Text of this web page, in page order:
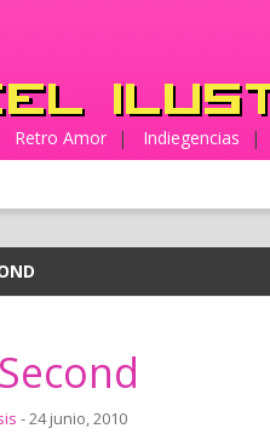
Retro Amor | Indiegencias |
- 24 junio, 2010